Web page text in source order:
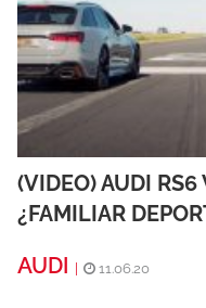
(VIDEO) AUDI
¿FAMILIAR
AUDI
11.06.20